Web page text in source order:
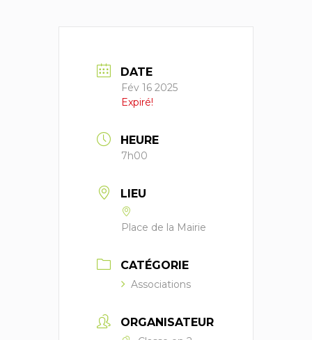
DATE
Fév 16 2025
Expiré!
HEURE
7h00
LIEU
Place de la Mairie
CATÉGORIE
Associations
ORGANISATEUR